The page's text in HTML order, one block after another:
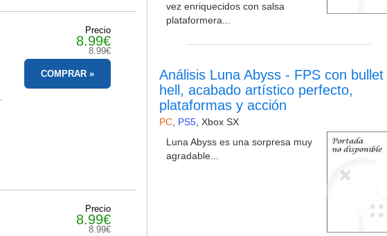
Precio
8.99€
8.99€
COMPRAR
Precio
8.99€
8.99€
vez enriquecidos con salsa
plataformera...
Análisis Luna Abyss - FPS con bullet
hell, acabado artístico perfecto,
plataformas y acción
PC PS5 ,Xbox SX
Luna Abyss es una sorpresa muy
agradable...